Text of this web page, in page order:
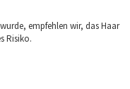
empfehlen wir, das Haar
Risiko.